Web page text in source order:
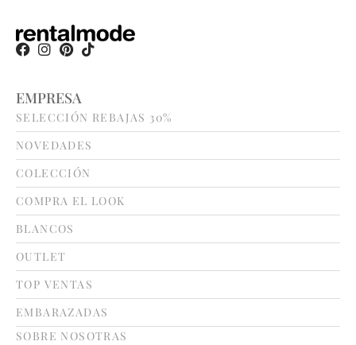
EMPRESA
SELECCIÓN REBAJAS 30%
NOVEDADES
COLECCIÓN
COMPRA EL LOOK
BLANCOS
OUTLET
TOP VENTAS
EMBARAZADAS
SOBRE NOSOTRAS